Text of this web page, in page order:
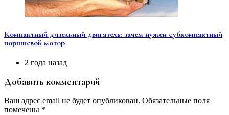
Компактный дизельный двигатель: зачем нужен субкомпактный
поршневой мотор
2 года назад
Добавить комментарий
Ваш адрес email не будет опубликован. Обязательные поля
помечены *